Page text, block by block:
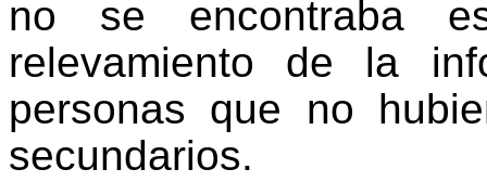
no se encontraba
relevamiento de la
personas que no
secundarios.